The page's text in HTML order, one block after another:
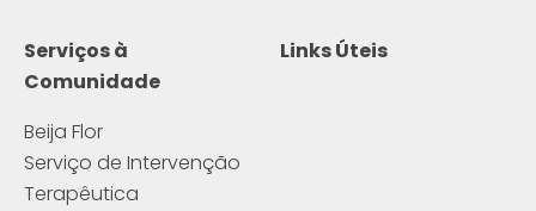
Serviços à
Comunidade
Beija Flor
Serviço de Intervenção
Terapêutica
Links Úteis